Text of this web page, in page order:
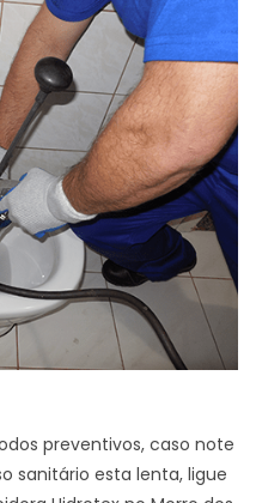
preventivos, caso note
sanitário esta lenta, ligue